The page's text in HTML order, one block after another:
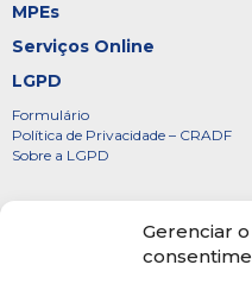
Gerenciar o
MPEs
Serviços Online
LGPD
Formulário
Política de Privacidade – CRADF
Sobre a LGPD